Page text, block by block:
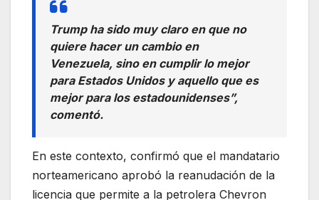
Trump ha sido muy claro en que no
quiere hacer un cambio en
Venezuela, sino en cumplir lo mejor
para Estados Unidos y aquello que es
mejor para los estadounidenses”,
comentó.
En este contexto, confirmó que el mandatario
norteamericano aprobó la reanudación de la
licencia que permite a la petrolera Chevron